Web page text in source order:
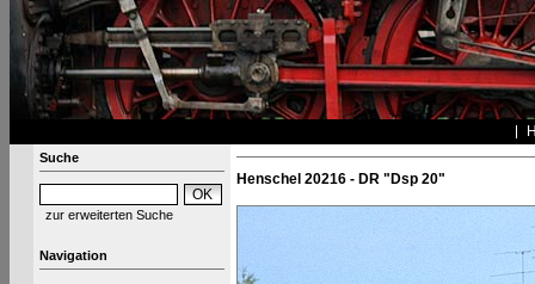
Suche
zur erweiterten Suche
Navigation
Henschel 20216 - DR "Dsp 20"